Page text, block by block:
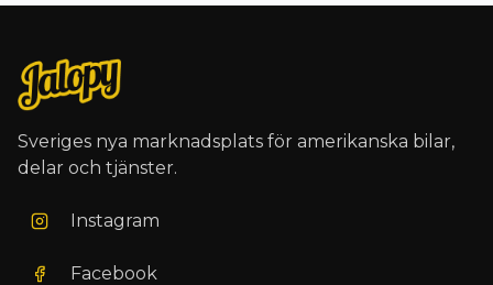
Sveriges nya marknadsplats för amerikanska bilar,
delar och tjänster.
Instagram
Facebook